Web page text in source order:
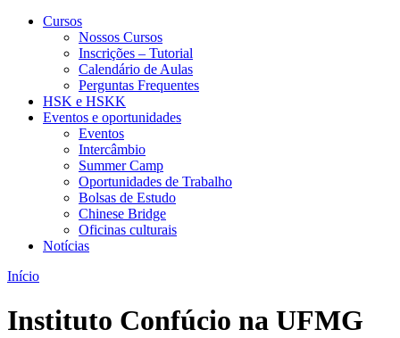
Cursos
Nossos Cursos
Inscrições – Tutorial
Calendário de Aulas
Perguntas Frequentes
HSK e HSKK
Eventos e oportunidades
Eventos
Intercâmbio
Summer Camp
Oportunidades de Trabalho
Bolsas de Estudo
Chinese Bridge
Oficinas culturais
Notícias
Início
Instituto Confúcio na UFMG